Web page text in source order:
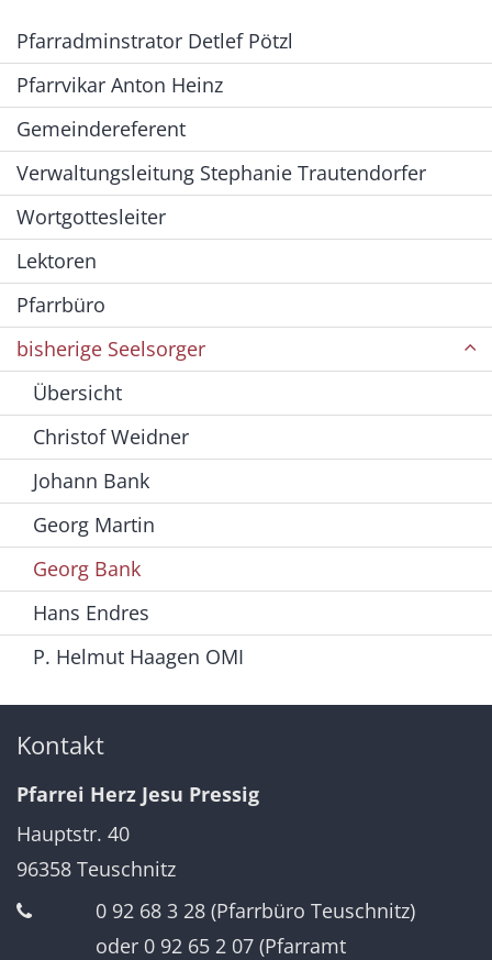
Pfarradminstrator Detlef Pötzl
Pfarrvikar Anton Heinz
Gemeindereferent
Verwaltungsleitung Stephanie Trautendorfer
Wortgottesleiter
Lektoren
Pfarrbüro
bisherige Seelsorger
Übersicht
Christof Weidner
Johann Bank
Georg Martin
Georg Bank
Hans Endres
P. Helmut Haagen OMI
Kontakt
Pfarrei Herz Jesu Pressig
Hauptstr. 40
96358 Teuschnitz
0 92 68 3 28 (Pfarrbüro Teuschnitz)
oder 0 92 65 2 07 (Pfarramt